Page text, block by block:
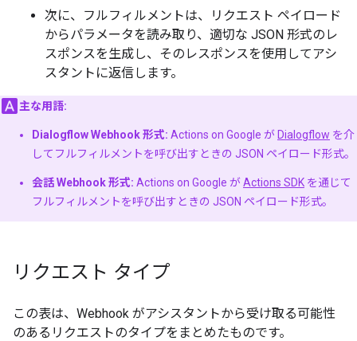
次に、フルフィルメントは、リクエスト ペイロード
からパラメータを読み取り、適切な JSON 形式のレ
スポンスを生成し、そのレスポンスを使用してアシ
スタントに返信します。
主な用語:
Dialogflow Webhook 形式: Actions on Google が Dialogflow を介
してフルフィルメントを呼び出すときの JSON ペイロード形式。
会話 Webhook 形式: Actions on Google がActions SDK を通じて
フルフィルメントを呼び出すときの JSON ペイロード形式。
リクエスト タイプ
この表は、Webhook がアシスタントから受け取る可能性
のあるリクエストのタイプをまとめたものです。